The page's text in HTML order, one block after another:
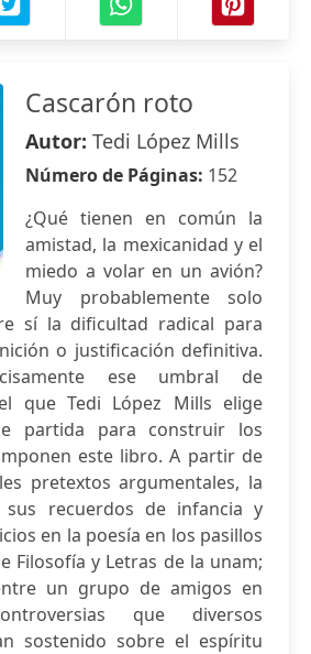
Cascarón roto
Autor: Tedi López Mills
Número de Páginas: 152
¿Qué tienen en común la
amistad, la mexicanidad y el
miedo a volar en un avión?
Muy probablemente solo
sí la dificultad radical para
o justificación definitiva.
ese umbral de
que Tedi López Mills elige
partida para construir los
este libro. A partir de
pretextos argumentales, la
recuerdos de infancia y
en la poesía en los pasillos
Filosofía y Letras de la unam;
un grupo de amigos en
que diversos
sostenido sobre el espíritu